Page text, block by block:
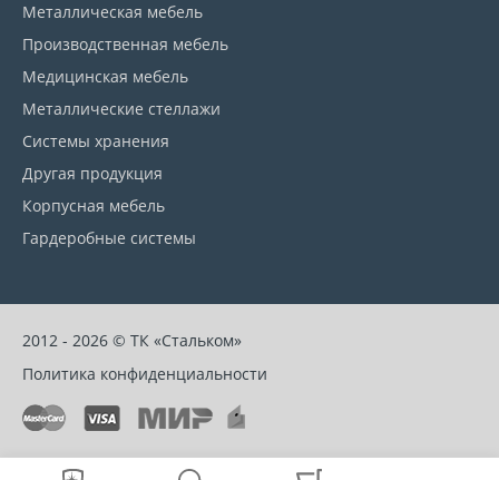
Металлическая мебель
Производственная мебель
Медицинская мебель
Металлические стеллажи
Системы хранения
Другая продукция
Корпусная мебель
Гардеробные системы
2012 - 2026 © ТК «Стальком»
Политика конфиденциальности